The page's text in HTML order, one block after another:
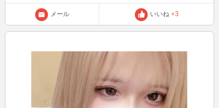
メール いいね +3